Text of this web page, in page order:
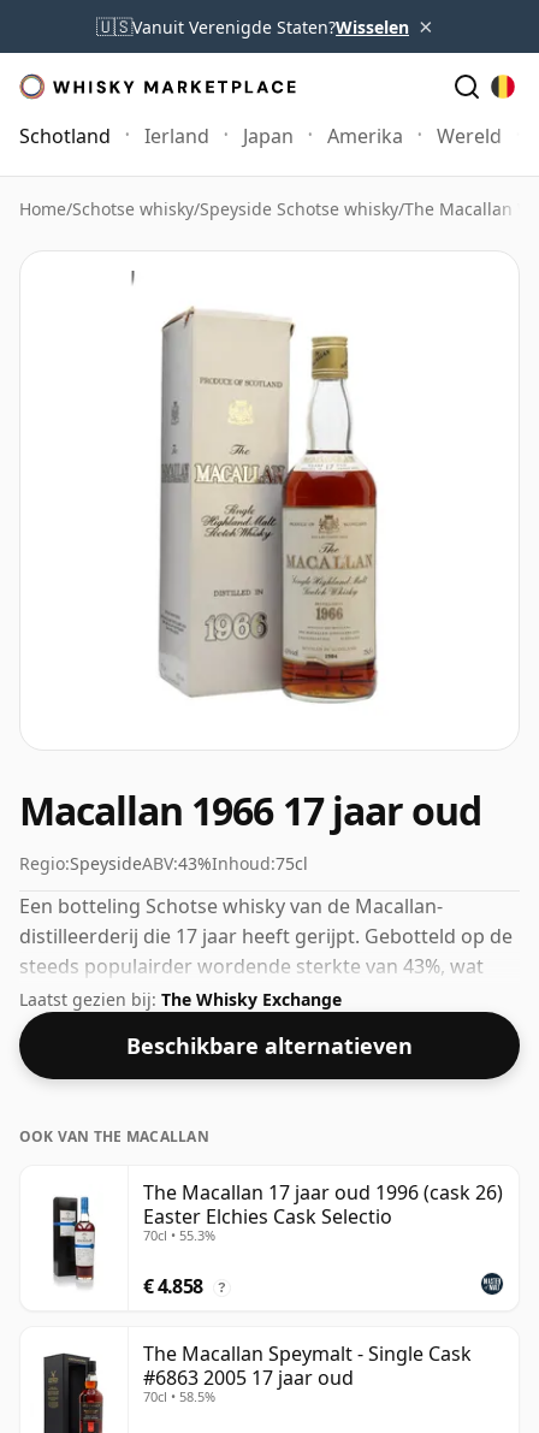
🇺🇸Vanuit Verenigde Staten?Wisselen ×
Schotland Ierland Japan Amerika Wereld
Home/Schotse whisky/Speyside Schotse whisky/The Macallan
Macallan 1966 17 jaar oud
Regio:SpeysideABV:43%Inhoud:75cl
Een botteling Schotse whisky van de Macallan-
distilleerderij die 17 jaar heeft gerijpt. Gebotteld op de
steeds populairder wordende sterkte van 43%, wat
een respectabel alcoholpercentage is.
Laatst gezien bij: The Whisky Exchange
Beschikbare alternatieven
OOK VAN THE MACALLAN
The Macallan 17 jaar oud 1996 (cask 26)
Easter Elchies Cask Selectio
70cl • 55.3%
€ 4.858 ?
The Macallan Speymalt - Single Cask
#6863 2005 17 jaar oud
70cl • 58.5%